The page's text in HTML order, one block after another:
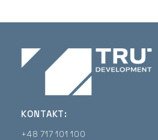
KONTAKT:
+48 717 101 100